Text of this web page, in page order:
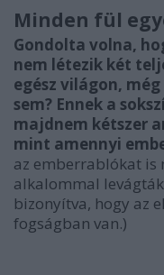
Minden fül
Gondolta volna,
nem létezik két
egész világon,
sem? Ennek a
majdnem kétszer
mint amennyi
az emberrablókat is
alkalommal
bizonyítva, hogy az
fogságban van.)